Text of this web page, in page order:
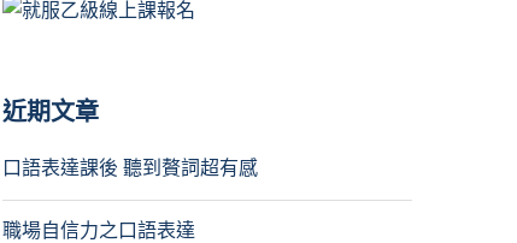
近期文章
口語表達課後 聽到贅詞超有感
職場自信力之口語表達